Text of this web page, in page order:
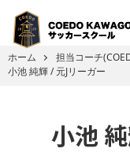
ホーム
担当コーチ
小池 純輝 / 元Jリーガー
小池